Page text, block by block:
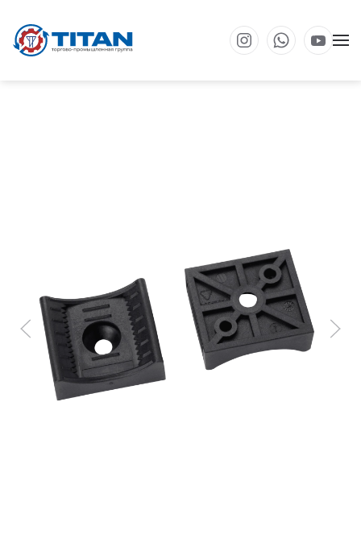
Перейти к основному содержанию